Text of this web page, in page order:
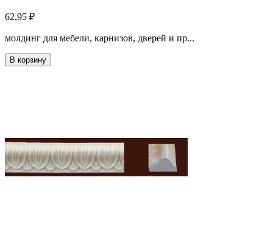
62,95 ₽
молдинг для мебели, карнизов, дверей и пр...
В корзину